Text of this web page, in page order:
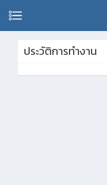
ประวัติการทำงาน